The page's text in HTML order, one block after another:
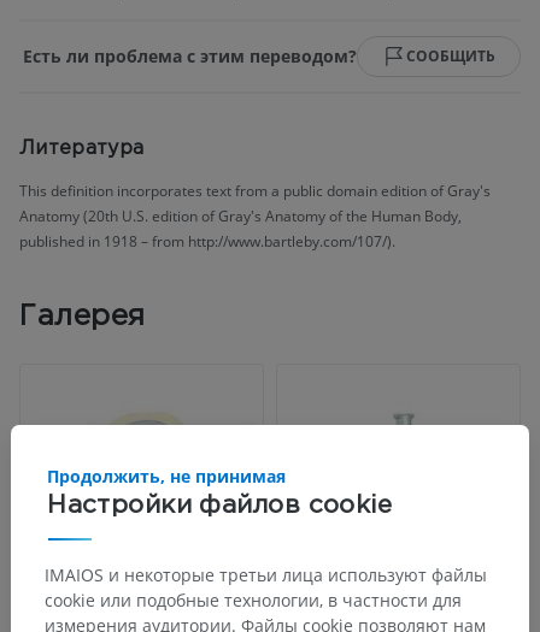
Есть ли проблема с этим переводом? СООБЩИТЬ
Литература
This definition incorporates text from a public domain edition of Gray's
Anatomy (20th U.S. edition of Gray's Anatomy of the Human Body,
published in 1918 – from http://www.bartleby.com/107/).
Галерея
Настройки файлов cookie
Продолжить, не принимая
IMAIOS и некоторые третьи лица используют файлы
cookie или подобные технологии, в частности для
измерения аудитории. Файлы cookie позволяют нам